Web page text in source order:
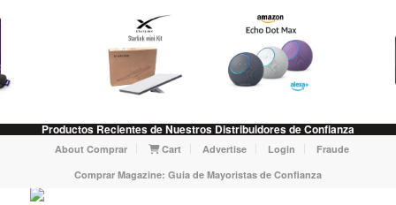
Productos Recientes de Nuestros Distribuidores de Confianza
About Comprar Cart Advertise Login
Fraude
Comprar Magazine: Guia de Mayoristas de Confianza